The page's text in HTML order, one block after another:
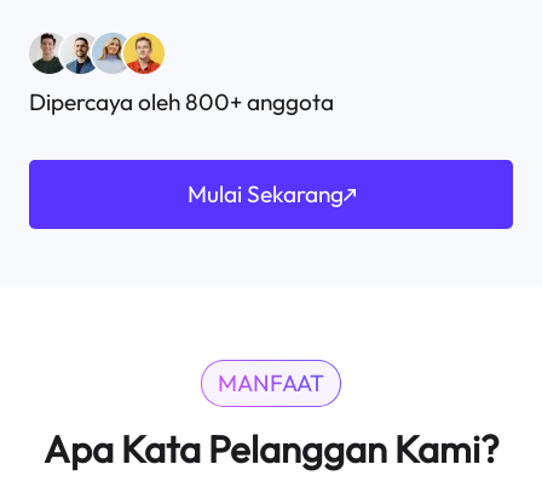
Dipercaya oleh 800+ anggota
Mulai Sekarang
MANFAAT
Apa Kata Pelanggan Kami?